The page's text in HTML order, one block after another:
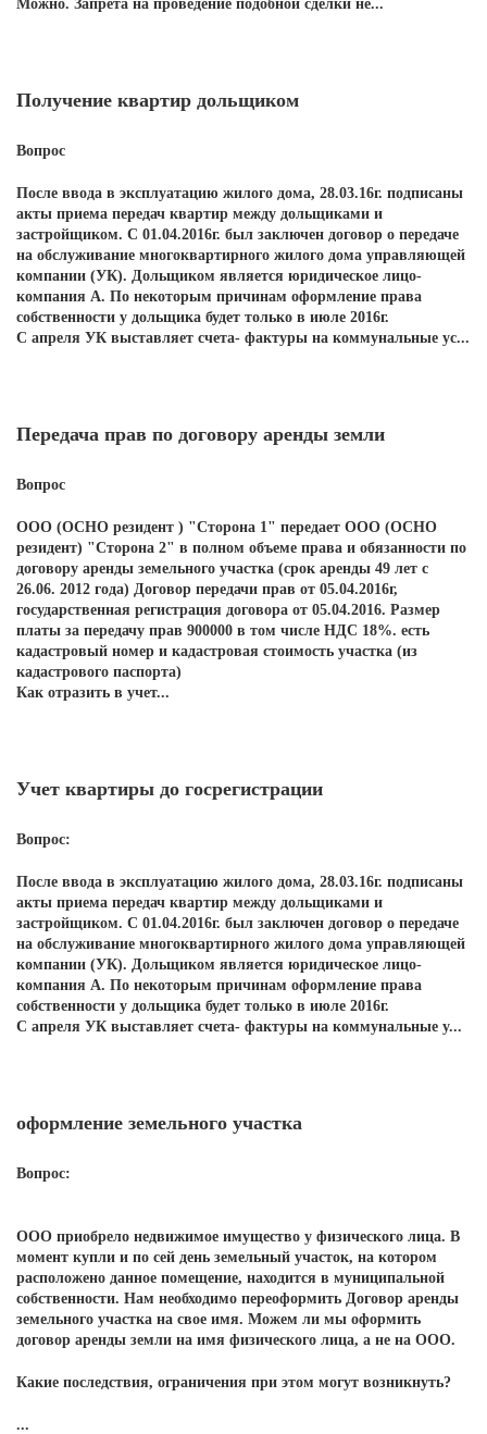
Можно. Запрета на проведение подобной сделки не...
Получение квартир дольщиком
Вопрос
После ввода в эксплуатацию жилого дома, 28.03.16г. подписаны
акты приема передач квартир между дольщиками и
застройщиком. С 01.04.2016г. был заключен договор о передаче
на обслуживание многоквартирного жилого дома управляющей
компании (УК). Дольщиком является юридическое лицо-
компания А. По некоторым причинам оформление права
собственности у дольщика будет только в июле 2016г.
С апреля УК выставляет счета- фактуры на коммунальные ус...
Передача прав по договору аренды земли
Вопрос
ООО (ОСНО резидент ) "Сторона 1" передает ООО (ОСНО
резидент) "Сторона 2" в полном объеме права и обязанности по
договору аренды земельного участка (срок аренды 49 лет с
26.06. 2012 года) Договор передачи прав от 05.04.2016г,
государственная регистрация договора от 05.04.2016. Размер
платы за передачу прав 900000 в том числе НДС 18%. есть
кадастровый номер и кадастровая стоимость участка (из
кадастрового паспорта)
Как отразить в учет...
Учет квартиры до госрегистрации
Вопрос:
После ввода в эксплуатацию жилого дома, 28.03.16г. подписаны
акты приема передач квартир между дольщиками и
застройщиком. С 01.04.2016г. был заключен договор о передаче
на обслуживание многоквартирного жилого дома управляющей
компании (УК). Дольщиком является юридическое лицо-
компания А. По некоторым причинам оформление права
собственности у дольщика будет только в июле 2016г.
С апреля УК выставляет счета- фактуры на коммунальные у...
оформление земельного участка
Вопрос:
ООО приобрело недвижимое имущество у физического лица. В
момент купли и по сей день земельный участок, на котором
расположено данное помещение, находится в муниципальной
собственности. Нам необходимо переоформить Договор аренды
земельного участка на свое имя. Можем ли мы оформить
договор аренды земли на имя физического лица, а не на ООО.
Какие последствия, ограничения при этом могут возникнуть?
...